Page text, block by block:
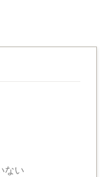
ない